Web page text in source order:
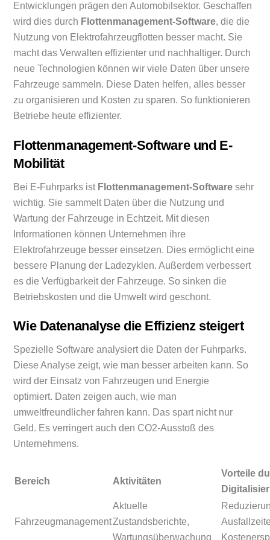
Entwicklungen prägen den Automobilsektor. Geschaffen
wird dies durch Flottenmanagement-Software, die die
Nutzung von Elektrofahrzeugflotten besser macht. Sie
macht das Verwalten effizienter und nachhaltiger. Durch
neue Technologien können wir viele Daten über unsere
Fahrzeuge sammeln. Diese Daten helfen, alles besser
zu organisieren und Kosten zu sparen. So funktionieren
Betriebe heute effizienter.
Flottenmanagement-Software und E-
Mobilität
Bei E-Fuhrparks ist Flottenmanagement-Software sehr
wichtig. Sie sammelt Daten über die Nutzung und
Wartung der Fahrzeuge in Echtzeit. Mit diesen
Informationen können Unternehmen ihre
Elektrofahrzeuge besser einsetzen. Dies ermöglicht eine
bessere Planung der Ladezyklen. Außerdem verbessert
es die Verfügbarkeit der Fahrzeuge. So sinken die
Betriebskosten und die Umwelt wird geschont.
Wie Datenanalyse die Effizienz steigert
Spezielle Software analysiert die Daten der Fuhrparks.
Diese Analyse zeigt, wie man besser arbeiten kann. So
wird der Einsatz von Fahrzeugen und Energie
optimiert. Daten zeigen auch, wie man
umweltfreundlicher fahren kann. Das spart nicht nur
Geld. Es verringert auch den CO2-Ausstoß des
Unternehmens.
Bereich Aktivitäten
Vorteile
Fahrzeugmanagement
Aktuelle
Zustandsberichte,
Wartungsüberwachung